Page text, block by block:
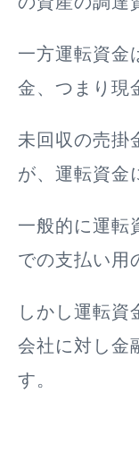
一方運転資金
金、つまり現
未回収の売掛
が、運転資金
一般的に運転
での支払い用
しかし運転資
会社に対し金
す。